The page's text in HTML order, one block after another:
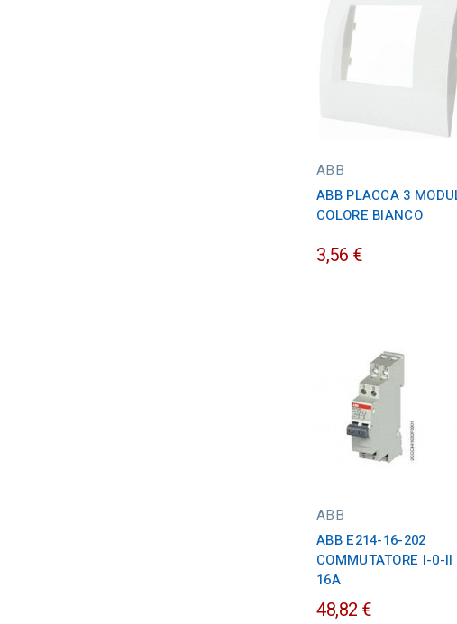
ABB
ABB PLACCA 3
COLORE BIANCO
3,56 €
ABB
ABB E214-16-202
COMMUTATORE I-0-II
16A
48,82 €